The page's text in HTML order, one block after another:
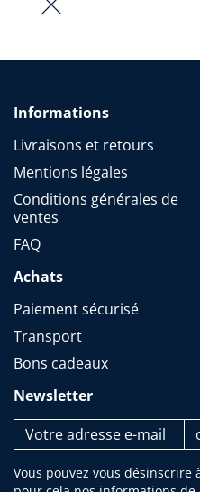
Informations
Livraisons et retours
Mentions légales
Conditions générales de
ventes
FAQ
Achats
Paiement sécurisé
Transport
Bons cadeaux
Newsletter
Vous pouvez vous désinscrire